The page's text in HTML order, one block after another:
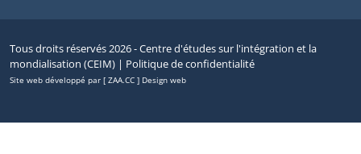
Tous droits réservés 2026 - Centre d'études sur l'intégration et la
mondialisation (CEIM) | Politique de confidentialité
Site web développé par [ ZAA.CC ] Design web